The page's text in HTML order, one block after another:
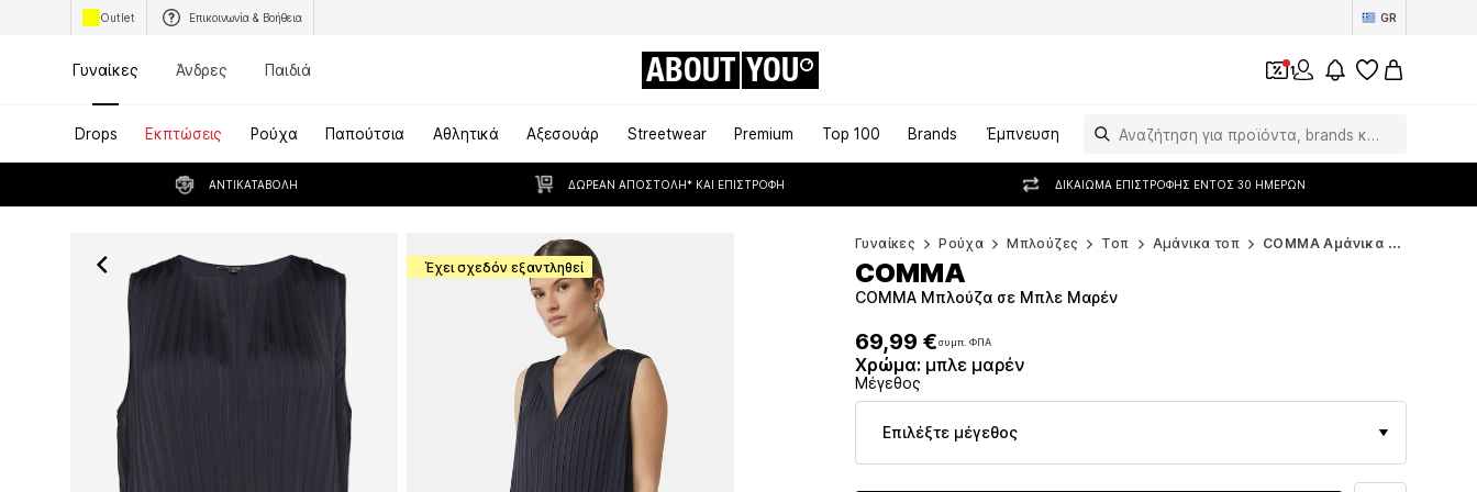
Outlet Επικοινωνία & Βοήθεια GR
Γυναίκες Άνδρες Παιδιά ABOUT YOU 1
Drops Εκπτώσεις Ρούχα Παπούτσια Αθλητικά Αξεσουάρ Streetwear Premium Top 100 Brands Έμπνευση
ΑΝΤΙΚΑΤΑΒΟΛΉ ΔΩΡΕΆΝ ΑΠΟΣΤΟΛΉ* ΚΑΙ ΕΠΙΣΤΡΟΦΉ ΔΙΚΑΊΩΜΑ ΕΠΙΣΤΡΟΦΉΣ ΕΝΤΌΣ 30 ΗΜΕΡΏΝ
Έχει σχεδόν εξαντληθεί
Γυναίκες Ρούχα Μπλούζες Τοπ Αμάνικα τοπ COMMA Αμάνικα τοπ
69,99 €συμπ. ΦΠΑ
69,99 €συμπ. ΦΠΑ
COMMA Μπλούζα σε Μπλε Μαρέν
COMMA
Χρώμα: μπλε μαρέν
Μέγεθος
Επιλέξτε μέγεθος